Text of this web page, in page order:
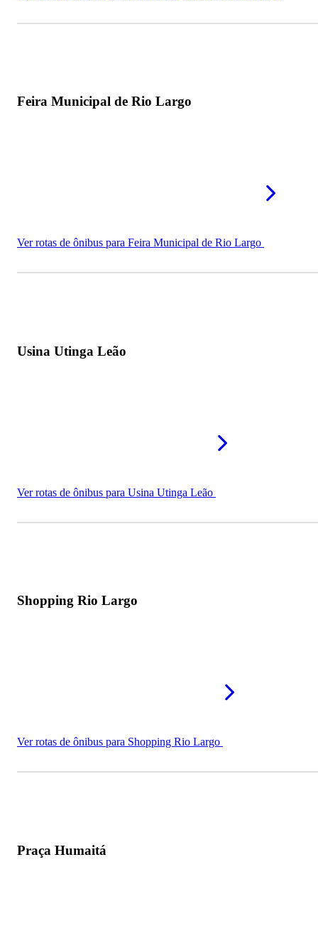
Feira Municipal de Rio Largo
Ver rotas de ônibus para Feira Municipal de Rio Largo
Usina Utinga Leão
Ver rotas de ônibus para Usina Utinga Leão
Shopping Rio Largo
Ver rotas de ônibus para Shopping Rio Largo
Praça Humaitá